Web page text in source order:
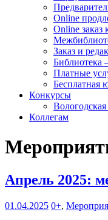
Online
Online заказ
Заказ и
Библиотека
Платные
Бесплатная
Конкурсы
Коллегам
Апрель 2025:
01.04.2025 0+,